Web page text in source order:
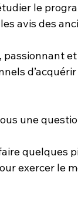
le
avis des
passionnant
une
quelques
exercer le